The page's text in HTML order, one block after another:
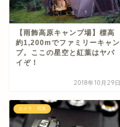
【雨飾高原キャンプ場】標高
約1,200mでファミリーキャン
プ。ここの星空と紅葉はヤバ
イぞ！
2018年10月29日
カメラ・写真